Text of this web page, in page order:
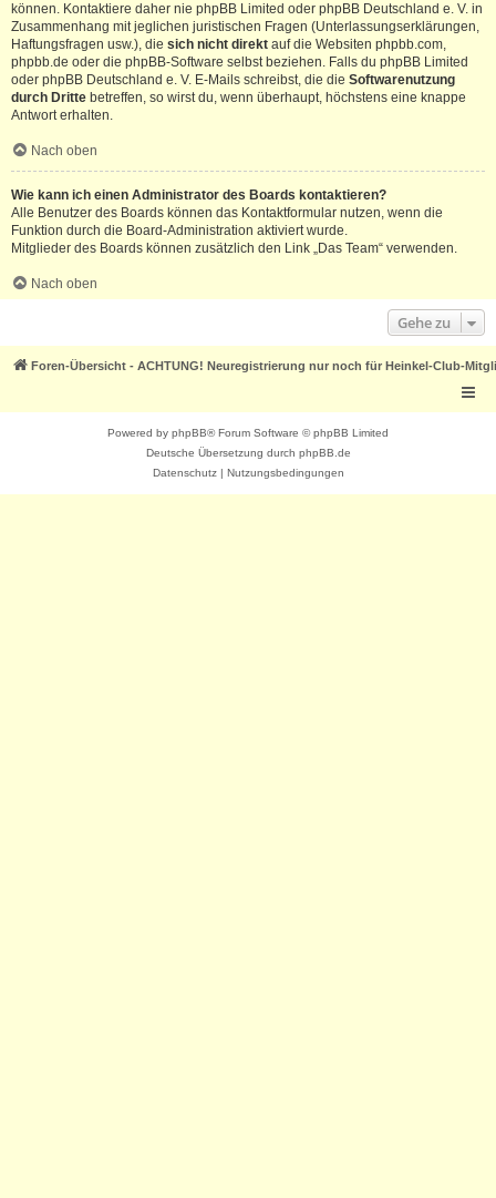
können. Kontaktiere daher nie phpBB Limited oder phpBB Deutschland e. V. in
Zusammenhang mit jeglichen juristischen Fragen (Unterlassungserklärungen,
Haftungsfragen usw.), die sich nicht direkt auf die Websiten phpbb.com,
phpbb.de oder die phpBB-Software selbst beziehen. Falls du phpBB Limited
oder phpBB Deutschland e. V. E-Mails schreibst, die die Softwarenutzung
durch Dritte betreffen, so wirst du, wenn überhaupt, höchstens eine knappe
Antwort erhalten.
Nach oben
Wie kann ich einen Administrator des Boards kontaktieren?
Alle Benutzer des Boards können das Kontaktformular nutzen, wenn die
Funktion durch die Board-Administration aktiviert wurde.
Mitglieder des Boards können zusätzlich den Link „Das Team“ verwenden.
Nach oben
Gehe zu
Foren-Übersicht - ACHTUNG! Neuregistrierung nur noch für Heinkel-Club-
Powered by phpBB® Forum Software © phpBB Limited
Deutsche Übersetzung durch phpBB.de
Datenschutz| Nutzungsbedingungen